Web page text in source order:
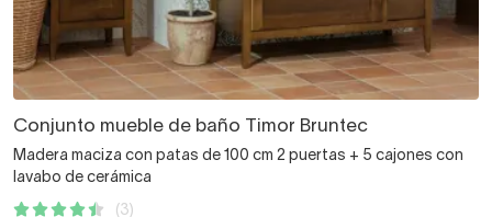
Conjunto mueble de baño Timor Bruntec
Madera maciza con patas de 100 cm 2 puertas + 5 cajones con
lavabo de cerámica
(3)